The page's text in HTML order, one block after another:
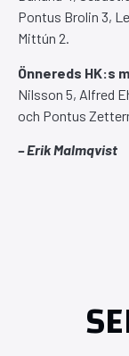
Pontus Brolin 3,
Mittún 2.
Önnereds HK:s
Nilsson 5, Alfred
och Pontus
– Erik Malmqvist